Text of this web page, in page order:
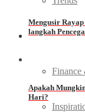
Ladies Career
Finance
Mengusir
langkah
Apakah
Hari?